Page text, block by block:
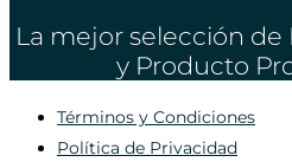
La mejor selección
y Producto
Términos y Condiciones
Política de Privacidad